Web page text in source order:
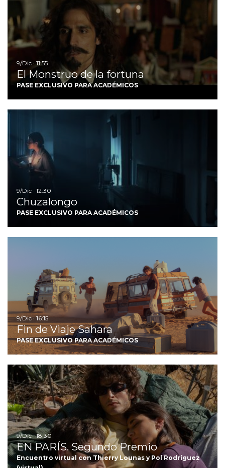
9/Dic · 11:55
El Monstruo de la fortuna
PASE EXCLUSIVO PARA ACADÉMICOS
9/Dic · 12:30
Chuzalongo
PASE EXCLUSIVO PARA ACADÉMICOS
9/Dic · 16:15
Fin de Viaje Sahara
PASE EXCLUSIVO PARA ACADÉMICOS
9/Dic · 18:30
EN PARÍS. Segundo Premio
Encuentro virtual con Thierry Lounas y Pol Rodríguez